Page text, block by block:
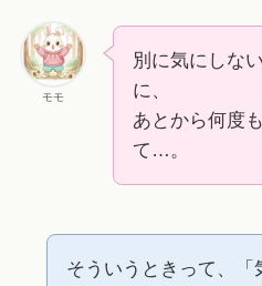
モモ
別に気にしな
に、
あとから何度
て…。
そういうときって、「